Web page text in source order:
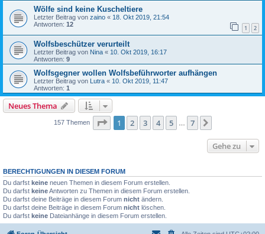
Wölfe sind keine Kuscheltiere
Letzter Beitrag von zaino « 18. Okt 2019, 21:54
Antworten: 12 1 2
Wolfsbeschützer verurteilt
Letzter Beitrag von Nina « 10. Okt 2019, 16:17
Antworten: 9
Wolfsgegner wollen Wolfsbeführworter aufhängen
Letzter Beitrag von Lutra « 10. Okt 2019, 11:47
Antworten: 1
Neues Thema
157 Themen Seite 1von
1 2 3 4 5 7
Gehe zu
BERECHTIGUNGEN IN DIESEM FORUM
Du darfst keine neuen Themen in diesem Forum erstellen.
Du darfst keineAntworten zu Themen in diesem Forum erstellen.
Du darfst deine Beiträge in diesem Forum nicht ändern.
Du darfst deine Beiträge in diesem Forum nicht löschen.
Du darfst keine Dateianhänge in diesem Forum erstellen.